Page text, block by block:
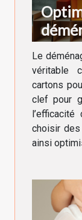
Le
véritable
cartons
clef pour
choisir des
ainsi